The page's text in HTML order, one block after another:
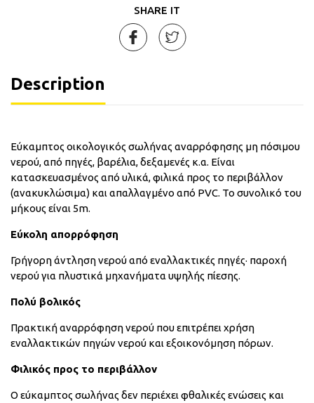
SHARE IT
Description
Εύκαμπτος οικολογικός σωλήνας αναρρόφησης μη πόσιμου
νερού, από πηγές, βαρέλια, δεξαμενές κ.α. Είναι
κατασκευασμένος από υλικά, φιλικά προς το περιβάλλον
(ανακυκλώσιμα) και απαλλαγμένο από PVC. Το συνολικό του
μήκους είναι 5m.
Εύκολη απορρόφηση
Γρήγορη άντληση νερού από εναλλακτικές πηγές· παροχή
νερού για πλυστικά μηχανήματα υψηλής πίεσης.
Πολύ βολικός
Πρακτική αναρρόφηση νερού που επιτρέπει χρήση
εναλλακτικών πηγών νερού και εξοικονόμηση πόρων.
Φιλικός προς το περιβάλλον
Ο εύκαμπτος σωλήνας δεν περιέχει φθαλικές ενώσεις και